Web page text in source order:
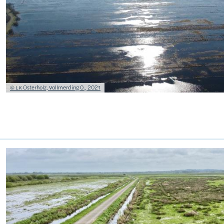
Lizenzinformationen einschließlich Urheberrecht
© LK Osterholz, Vollmerding 0., 2021
Bild